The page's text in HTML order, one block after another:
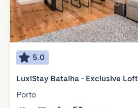
5.0
LuxiStay Batalha - Exclusive Loft
Porto